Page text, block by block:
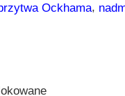
Ockhama,